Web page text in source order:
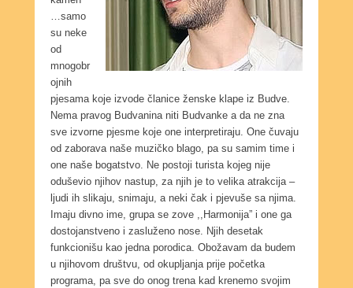
…samo
su neke
od
mnogobr
ojnih
pjesama koje izvode članice ženske klape iz Budve.
Nema pravog Budvanina niti Budvanke a da ne zna
sve izvorne pjesme koje one interpretiraju. One čuvaju
od zaborava naše muzičko blago, pa su samim time i
one naše bogatstvo. Ne postoji turista kojeg nije
oduševio njihov nastup, za njih je to velika atrakcija –
ljudi ih slikaju, snimaju, a neki čak i pjevuše sa njima.
Imaju divno ime, grupa se zove ,,Harmonija” i one ga
dostojanstveno i zasluženo nose. Njih desetak
funkcionišu kao jedna porodica. Obožavam da budem
u njihovom društvu, od okupljanja prije početka
programa, pa sve do onog trena kad krenemo svojim